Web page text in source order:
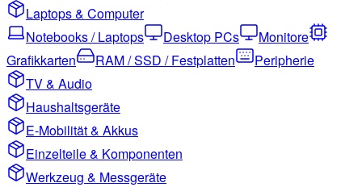
Laptops & Computer
Notebooks / Laptops
Desktop PCs
Monitore
Grafikkarten
RAM / SSD / Festplatten
Peripherie
TV & Audio
Haushaltsgeräte
E-Mobilität & Akkus
Einzelteile & Komponenten
Werkzeug & Messgeräte